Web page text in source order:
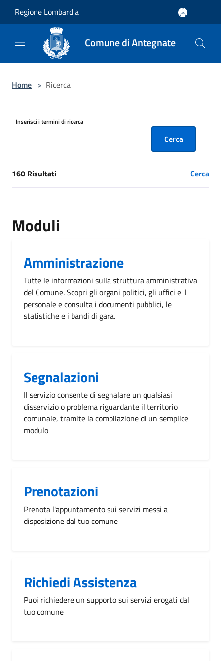
Regione Lombardia
Comune di Antegnate
Home > Ricerca
Inserisci i termini di ricerca
Cerca
[results] Risultati
160 Risultati Cerca
Moduli
Amministrazione
Tutte le informazioni sulla struttura amministrativa
del Comune. Scopri gli organi politici, gli uffici e il
personale e consulta i documenti pubblici, le
statistiche e i bandi di gara.
Segnalazioni
Il servizio consente di segnalare un qualsiasi
disservizio o problema riguardante il territorio
comunale, tramite la compilazione di un semplice
modulo
Prenotazioni
Prenota l'appuntamento sui servizi messi a
disposizione dal tuo comune
Richiedi Assistenza
Puoi richiedere un supporto sui servizi erogati dal
tuo comune